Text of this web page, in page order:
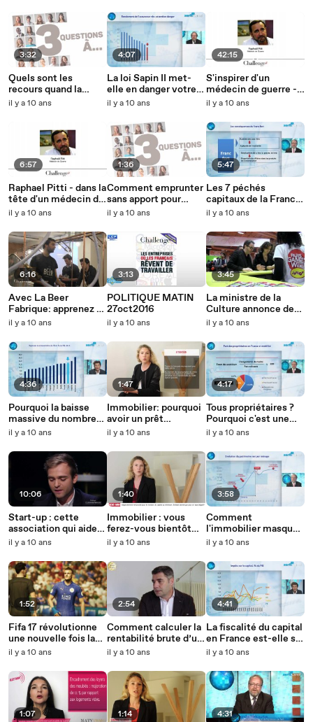
Wargaming Europe à
Paris
3:32
Quels sont les
recours quand la
mairie préempte
il y a 10 ans
6:57
Raphael Pitti - dans la
tête d'un médecin de
guerre
il y a 10 ans
6:16
Avec La Beer
Fabrique: apprenez à
brasser votre propre
il y a 10 ans
4:36
Pourquoi la baisse
massive du nombre
de fonctionnaires est
il y a 10 ans
10:06
Start-up : cette
association qui aide
les scientifiques à
il y a 10 ans
1:52
Fifa 17 révolutionne
une nouvelle fois la
simulation de football
il y a 10 ans
1:07
4:07
La loi Sapin II met-
elle en danger votre
assurance-vie?
il y a 10 ans
1:36
Comment emprunter
sans apport pour
acheter un bien
il y a 10 ans
3:13
POLITIQUE MATIN
27oct2016
il y a 10 ans
1:47
Immobilier: pourquoi
avoir un prêt
transférable est très
il y a 10 ans
1:40
Immobilier : vous
ferez-vous bientôt
payé pour emprunter
il y a 10 ans
2:54
Comment calculer la
rentabilité brute d’un
bien immobilier
il y a 10 ans
1:14
42:15
S'inspirer d'un
médecin de guerre -
interview intégrale
Challenges
il y a 10 ans
5:47
Les 7 péchés
capitaux de la France
en économie
il y a 10 ans
3:45
La ministre de la
Culture annonce des
aides en faveur du jeu
il y a 10 ans
4:17
Tous propriétaires ?
Pourquoi c'est une
fausse bonne idée
il y a 10 ans
3:58
Comment
l'immobilier masque
la grande panne du
il y a 10 ans
4:41
La fiscalité du capital
en France est-elle si
exceptionnelle ?
il y a 10 ans
4:31